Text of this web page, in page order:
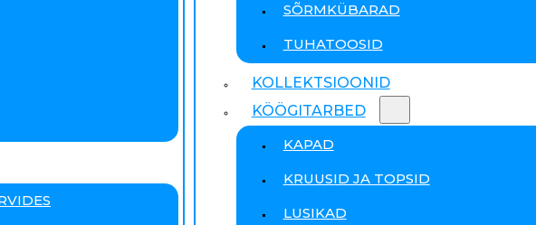
SÕRMKÜBARAD
TUHATOOSID
KOLLEKTSIOONID
KÖÖGITARBED
KAPAD
KRUUSID JA TOPSID
LUSIKAD